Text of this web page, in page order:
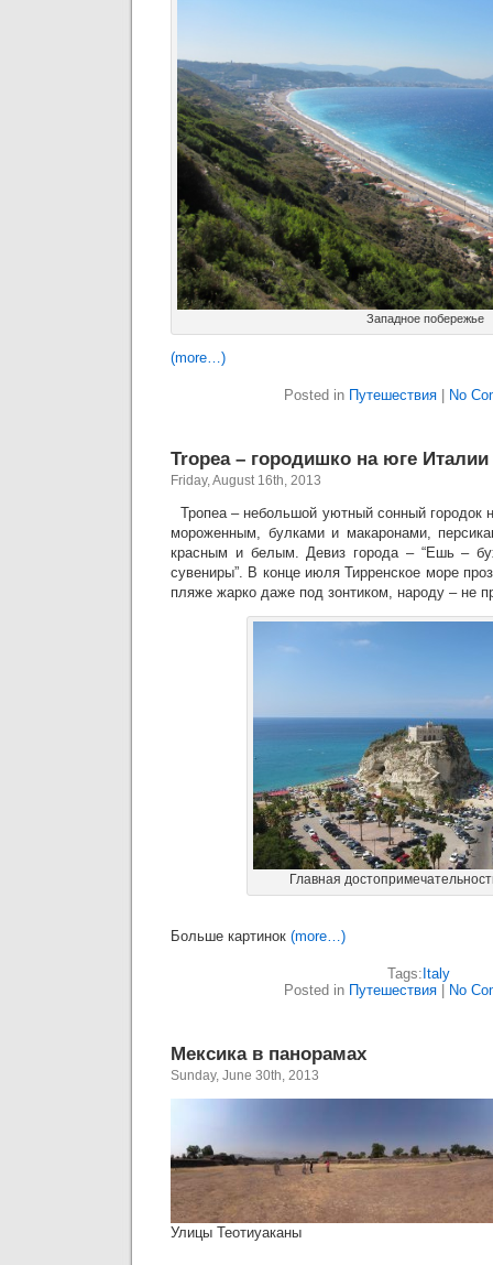
Западное побережье
(more…)
Posted in Путешествия No
Tropea – городишко на юге Италии
Friday, August 16th, 2013
Тропеа – небольшой уютный сонный городок
мороженным, булками и макаронами,
красным и белым. Девиз города – “Ешь –
сувениры”. В конце июля Тирренское море
пляже жарко даже под зонтиком, народу – не
Главная
Больше картинок (more…)
Tags: Italy
Posted in Путешествия No
Мексика в панорамах
Sunday, June 30th, 2013
Улицы Теотиуаканы